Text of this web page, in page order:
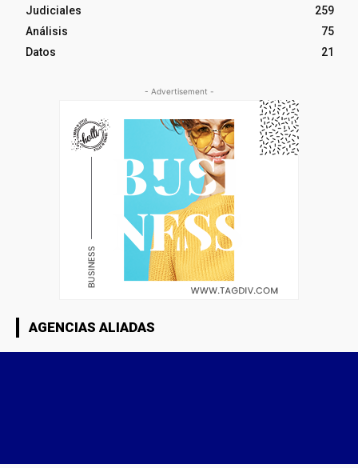
Judiciales
259
Análisis
75
Datos
21
- Advertisement -
AGENCIAS ALIADAS